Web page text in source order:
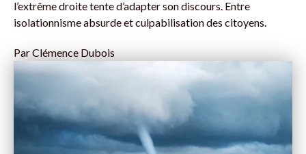
l’extrême droite tente d’adapter son discours. Entre
isolationnisme absurde et culpabilisation des citoyens.
ParClémence Dubois